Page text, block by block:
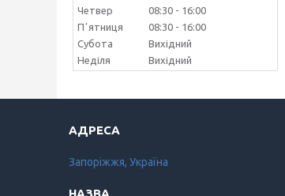
Четвер
08:30
16:00
Пʼятниця
08:30
16:00
Субота
Вихідний
Неділя
Вихідний
Запоріжжя, Україна